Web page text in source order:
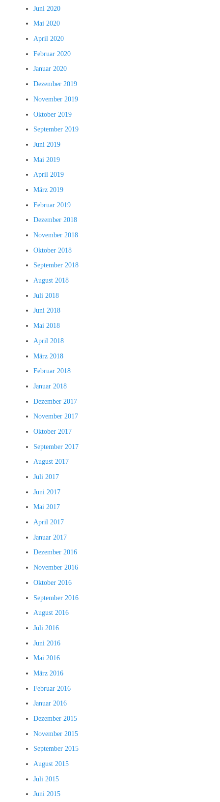
Juni 2020
Mai 2020
April 2020
Februar 2020
Januar 2020
Dezember 2019
November 2019
Oktober 2019
September 2019
Juni 2019
Mai 2019
April 2019
März 2019
Februar 2019
Dezember 2018
November 2018
Oktober 2018
September 2018
August 2018
Juli 2018
Juni 2018
Mai 2018
April 2018
März 2018
Februar 2018
Januar 2018
Dezember 2017
November 2017
Oktober 2017
September 2017
August 2017
Juli 2017
Juni 2017
Mai 2017
April 2017
Januar 2017
Dezember 2016
November 2016
Oktober 2016
September 2016
August 2016
Juli 2016
Juni 2016
Mai 2016
März 2016
Februar 2016
Januar 2016
Dezember 2015
November 2015
September 2015
August 2015
Juli 2015
Juni 2015